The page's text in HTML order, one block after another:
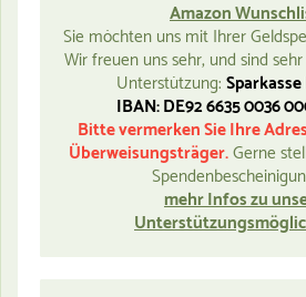
Amazon
Sie möchten uns mit Ihrer
Wir freuen uns sehr, und sind
Unterstützung:
IBAN: DE92 6635 0036
Bitte vermerken Sie Ihre
Überweisungsträger.Gerne
mehr Infos zu